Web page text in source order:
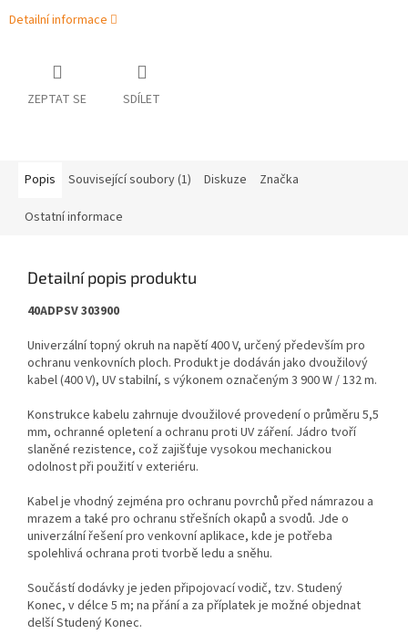
Detailní informace
ZEPTAT SE SDÍLET
Popis Související soubory (1) Diskuze Značka
Ostatní informace
Detailní popis produktu
40ADPSV 303900
Univerzální topný okruh na napětí 400 V, určený především pro
ochranu venkovních ploch. Produkt je dodáván jako dvoužilový
kabel (400 V), UV stabilní, s výkonem označeným 3 900 W / 132 m.
Konstrukce kabelu zahrnuje dvoužilové provedení o průměru 5,5
mm, ochranné opletení a ochranu proti UV záření. Jádro tvoří
slaněné rezistence, což zajišťuje vysokou mechanickou
odolnost při použití v exteriéru.
Kabel je vhodný zejména pro ochranu povrchů před námrazou a
mrazem a také pro ochranu střešních okapů a svodů. Jde o
univerzální řešení pro venkovní aplikace, kde je potřeba
spolehlivá ochrana proti tvorbě ledu a sněhu.
Součástí dodávky je jeden připojovací vodič, tzv. Studený
Konec, v délce 5 m; na přání a za příplatek je možné objednat
delší Studený Konec.